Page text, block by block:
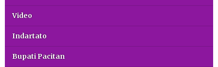
Video
Indartato
Bupati Pacitan